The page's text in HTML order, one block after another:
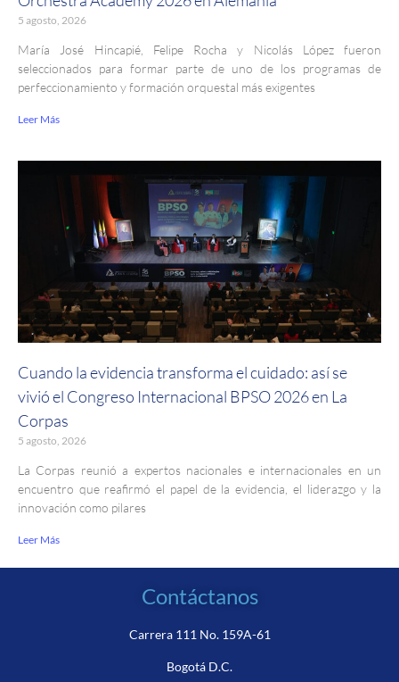
5 agosto, 2026
María José Hincapié, Felipe Rocha y Nicolás López fueron
seleccionados para formar parte de uno de los programas de
perfeccionamiento y formación orquestal más exigentes
Leer Más
Cuando la evidencia transforma el cuidado: así se
vivió el Congreso Internacional BPSO 2026 en La
Corpas
5 agosto, 2026
La Corpas reunió a expertos nacionales e internacionales en un
encuentro que reafirmó el papel de la evidencia, el liderazgo y la
innovación como pilares
Leer Más
Contáctanos
Carrera 111 No. 159A-61
Bogotá D.C.